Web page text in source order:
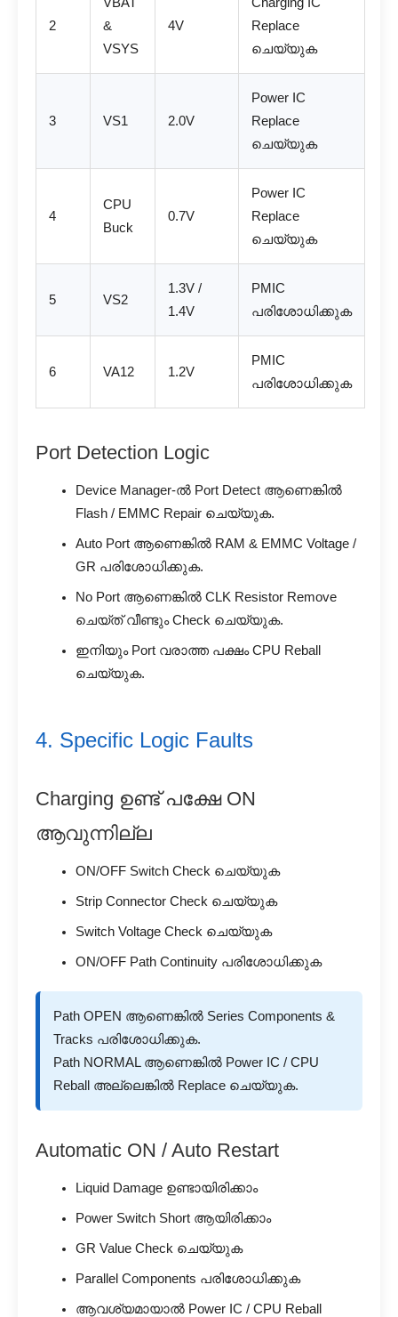
2
&
VSYS
4V
Replace
ചെയ്യുക
3 VS1 2.0V
Power IC
Replace
ചെയ്യുക
4
CPU
Buck
0.7V
Power IC
Replace
ചെയ്യുക
5 VS2
1.3V /
1.4V
PMIC
പരിശോധിക്കുക
6 VA12 1.2V
PMIC
പരിശോധിക്കുക
Port Detection Logic
Device Manager-ൽ Port Detect ആണെങ്കിൽ
Flash / EMMC Repair ചെയ്യുക.
Auto Port ആണെങ്കിൽ RAM & EMMC Voltage /
GR പരിശോധിക്കുക.
No Port ആണെങ്കിൽ CLK Resistor Remove
ചെയ്ത് വീണ്ടും Check ചെയ്യുക.
ഇനിയും Port വരാത്ത പക്ഷം CPU Reball
ചെയ്യുക.
4. Specific Logic Faults
Charging ഉണ്ട് പക്ഷേ ON
ആവുന്നില്ല
ON/OFF Switch Check ചെയ്യുക
Strip Connector Check ചെയ്യുക
Switch Voltage Check ചെയ്യുക
ON/OFF Path Continuity പരിശോധിക്കുക
Path OPEN ആണെങ്കിൽ Series Components &
Tracks പരിശോധിക്കുക.
Path NORMAL ആണെങ്കിൽ Power IC / CPU
Reball അല്ലെങ്കിൽ Replace ചെയ്യുക.
Automatic ON / Auto Restart
Liquid Damage ഉണ്ടായിരിക്കാം
Power Switch Short ആയിരിക്കാം
GR Value Check ചെയ്യുക
Parallel Components പരിശോധിക്കുക
ആവശ്യമായാൽ Power IC / CPU Reball